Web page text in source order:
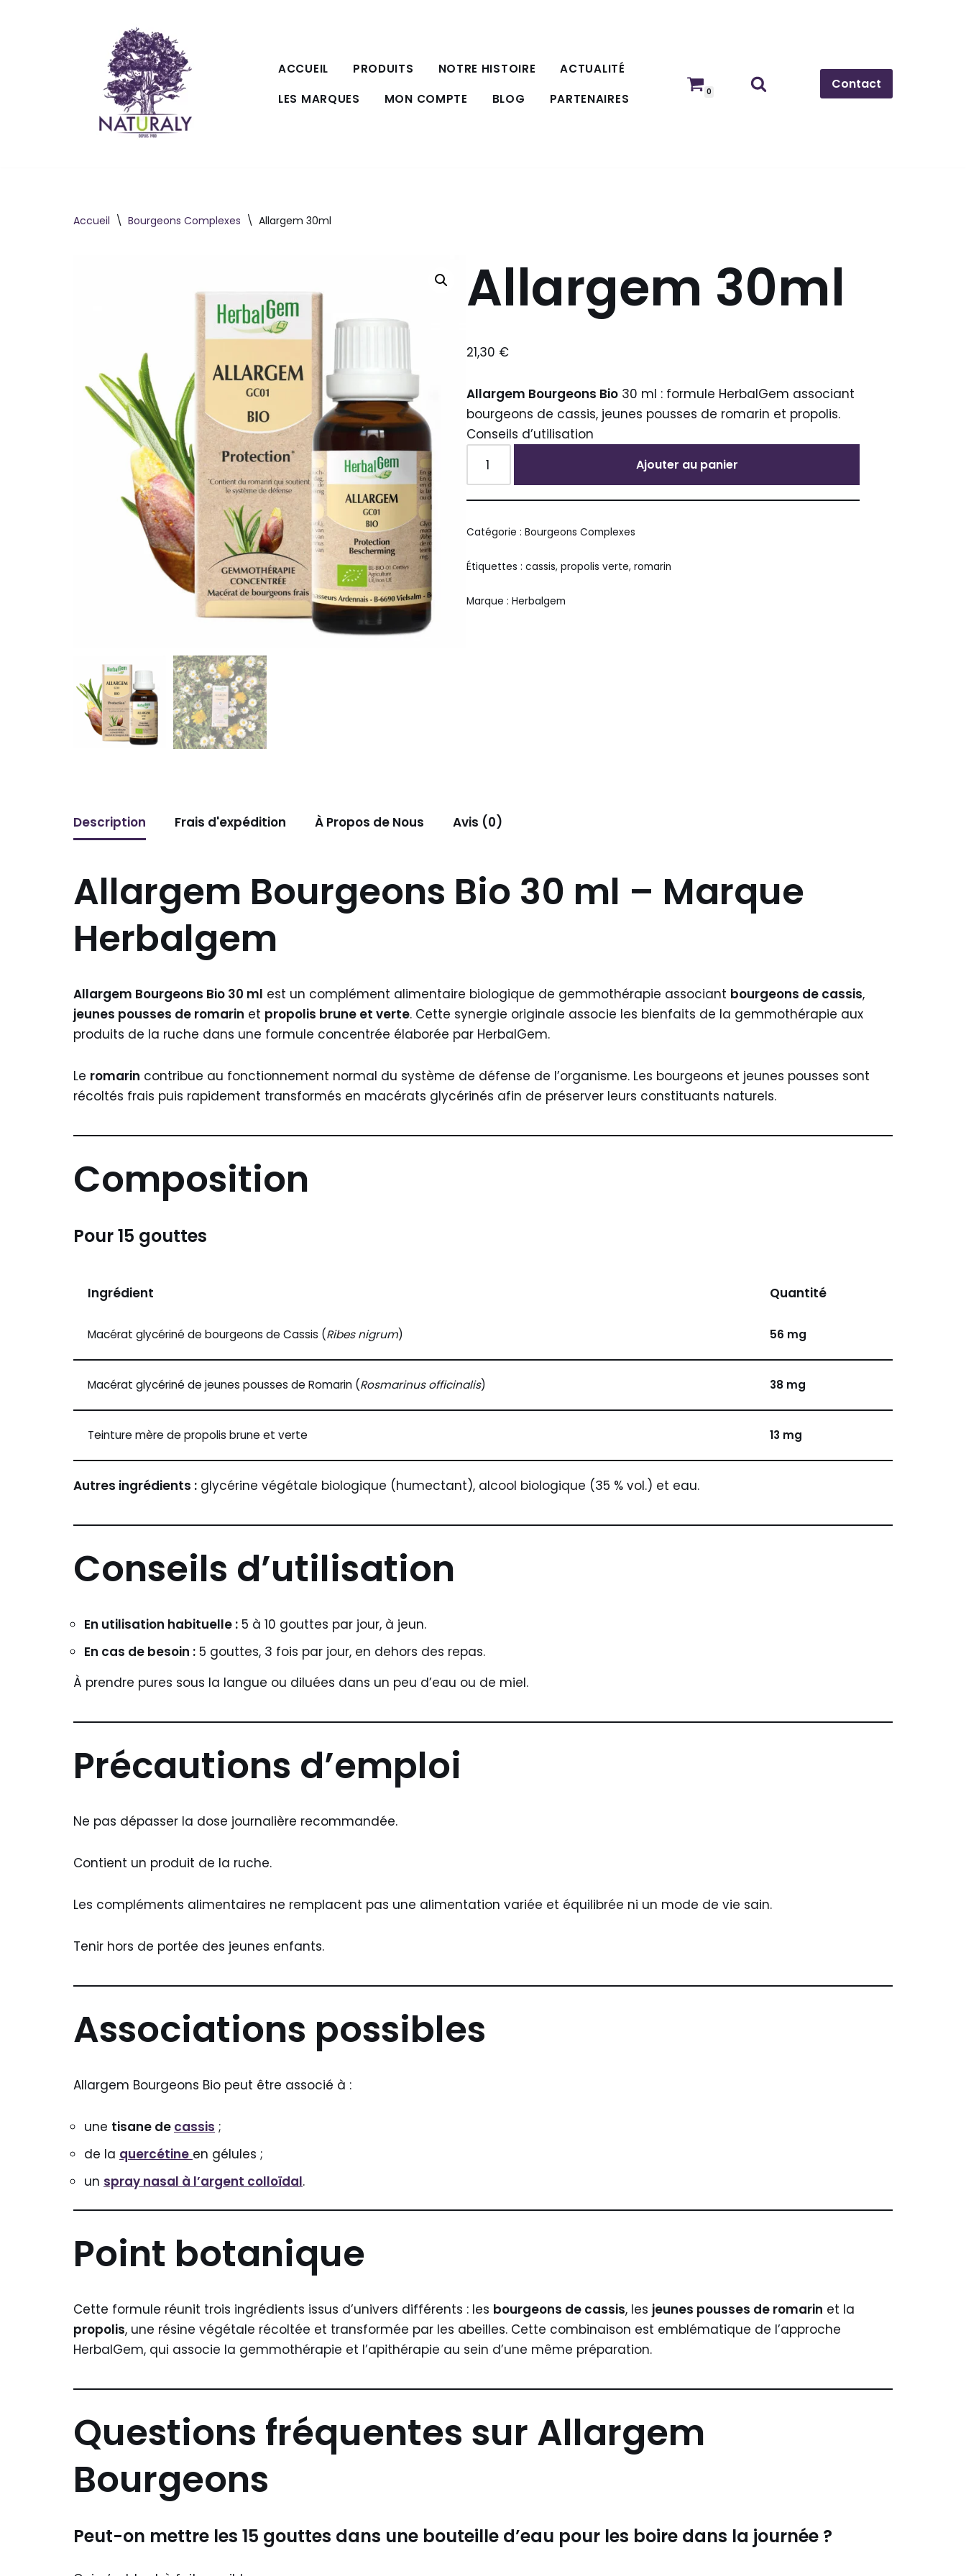
ACCUEIL PRODUITS NOTRE HISTOIRE
ACTUALITÉ
LES MARQUES
MON COMPTE BLOG PARTENAIRES 0 Contact
Accueil \ Bourgeons Complexes \ Allargem 30ml
Allargem 30ml
21,30 €
Allargem Bourgeons Bio 30 ml : formule HerbalGem associant
bourgeons de cassis, jeunes pousses de romarin et propolis.
Conseils d’utilisation
Ajouter au panier
Catégorie :Bourgeons Complexes
Étiquettes :cassis,propolis verte,romarin
Marque :Herbalgem
Description Frais d'expédition À Propos de Nous Avis (0)
Allargem Bourgeons Bio 30 ml – Marque
Herbalgem
Allargem Bourgeons Bio 30 ml est un complément alimentaire biologique de gemmothérapie associant bourgeons de cassis,
jeunes pousses de romarin et propolis brune et verte. Cette synergie originale associe les bienfaits de la gemmothérapie aux
produits de la ruche dans une formule concentrée élaborée par HerbalGem.
Le romarin contribue au fonctionnement normal du système de défense de l’organisme. Les bourgeons et jeunes pousses sont
récoltés frais puis rapidement transformés en macérats glycérinés afin de préserver leurs constituants naturels.
Composition
Pour 15 gouttes
Ingrédient Quantité
Macérat glycériné de bourgeons de Cassis (Ribes nigrum) 56 mg
Macérat glycériné de jeunes pousses de Romarin (Rosmarinus officinalis) 38 mg
Teinture mère de propolis brune et verte 13 mg
Autres ingrédients : glycérine végétale biologique (humectant), alcool biologique (35 % vol.) et eau.
Conseils d’utilisation
En utilisation habituelle : 5 à 10 gouttes par jour, à jeun.
En cas de besoin : 5 gouttes, 3 fois par jour, en dehors des repas.
À prendre pures sous la langue ou diluées dans un peu d’eau ou de miel.
Précautions d’emploi
Ne pas dépasser la dose journalière recommandée.
Contient un produit de la ruche.
Les compléments alimentaires ne remplacent pas une alimentation variée et équilibrée ni un mode de vie sain.
Tenir hors de portée des jeunes enfants.
Associations possibles
Allargem Bourgeons Bio peut être associé à :
une tisane de cassis ;
de la quercétine en gélules ;
un spray nasal à l’argent colloïdal.
Point botanique
Cette formule réunit trois ingrédients issus d’univers différents : les bourgeons de cassis, les jeunes pousses de romarin et la
propolis, une résine végétale récoltée et transformée par les abeilles. Cette combinaison est emblématique de l’approche
HerbalGem, qui associe la gemmothérapie et l’apithérapie au sein d’une même préparation.
Questions fréquentes sur Allargem
Bourgeons
Peut-on mettre les 15 gouttes dans une bouteille d’eau pour les boire dans la journée ?